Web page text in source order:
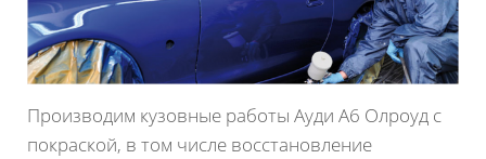
Производим кузовные работы Ауди А6 Олроуд с
покраской, в том числе восстановление